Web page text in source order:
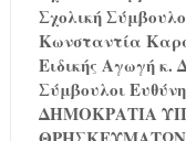
Σχολική
Κωνσταντία
Ειδικής Αγωγή κ.
Σύμβουλοι
ΔΗΜΟΚΡΑΤΙΑ